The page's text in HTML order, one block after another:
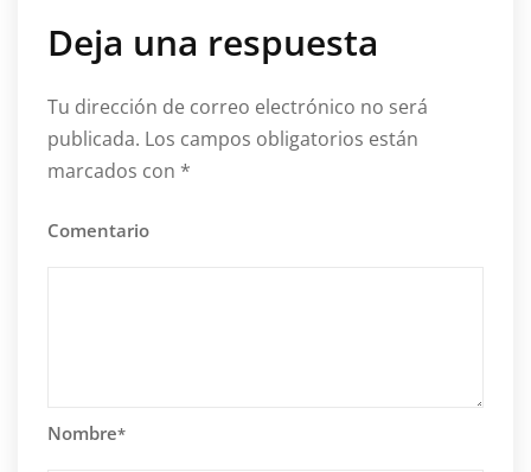
Deja una respuesta
Tu dirección de correo electrónico no será
publicada. Los campos obligatorios están
marcados con *
Comentario
Nombre*